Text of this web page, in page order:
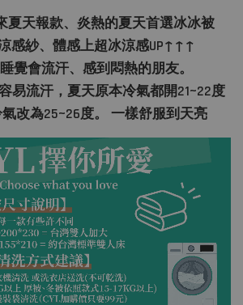
夏天報款、炎熱的夏天首選冰冰被
感紗、體感上超冰涼感UP↑↑↑
覺會流汗、感到悶熱的朋友。
易流汗，夏天原本冷氣都開21~22度
改為25~26度。 一樣舒服到天亮